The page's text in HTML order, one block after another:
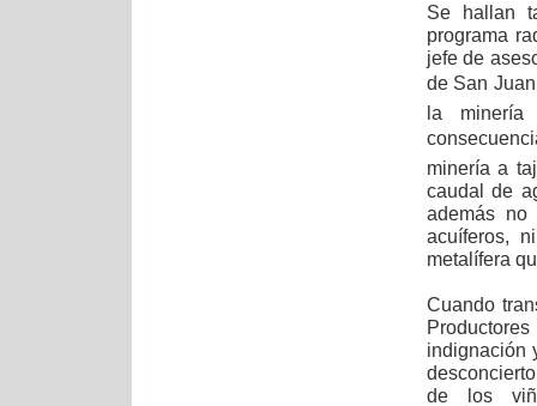
Se hallan
programa
jefe de
de San
la
minería a
caudal de
además no
acuíferos,
metalífera
Cuando
indignación
de los